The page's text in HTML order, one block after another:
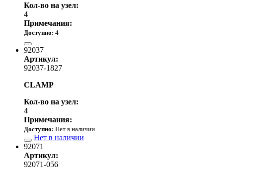
Кол-во на узел:
4
Примечания:
Доступно: 4
92037
Артикул:
92037-1827
CLAMP
Кол-во на узел:
4
Примечания:
Доступно: Нет в наличии
Нет в наличии
92071
Артикул:
92071-056